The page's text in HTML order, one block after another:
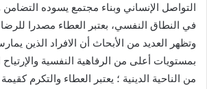
التواصل الإنساني وبناء مجتمع يسوده التضامن
في النطاق النفسي، بعتبر العطاء مصدرا للرضا
وتظهر العديد من الأبحاث أن الافراد الذين
بمستويات أعلى من الرفاهية النفسية
من الناحية الدينية ؛ يعتبر العطاء والتكرم